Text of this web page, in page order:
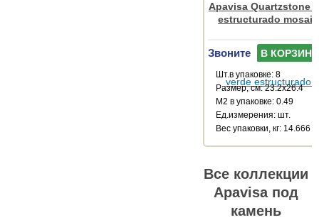
Apavisa Quartzstone
estructurado
Звоните В КОРЗИНУ
Шт.в упаковке: 8
Размер, см: 23.2x26.4
М2 в упаковке: 0.49
Ед.измерения: шт.
Веc упаковки, кг: 14.666
Все коллекции
Apavisa под
камень